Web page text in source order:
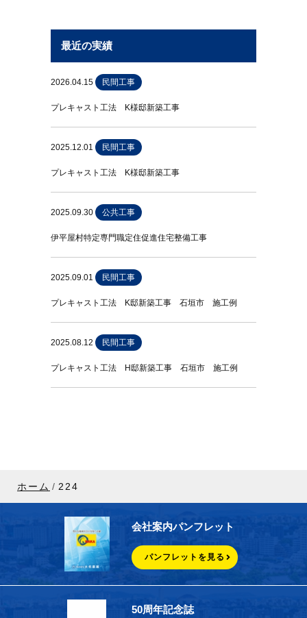
最近の実績
2026.04.15 民間工事
プレキャスト工法 K様邸新築工事
2025.12.01 民間工事
プレキャスト工法 K様邸新築工事
2025.09.30 公共工事
伊平屋村特定専門職定住促進住宅整備工事
2025.09.01 民間工事
プレキャスト工法 K邸新築工事 石垣市 施工例
2025.08.12 民間工事
プレキャスト工法 H邸新築工事 石垣市 施工例
ホーム 224
会社案内パンフレット
パンフレットを見る
50周年記念誌